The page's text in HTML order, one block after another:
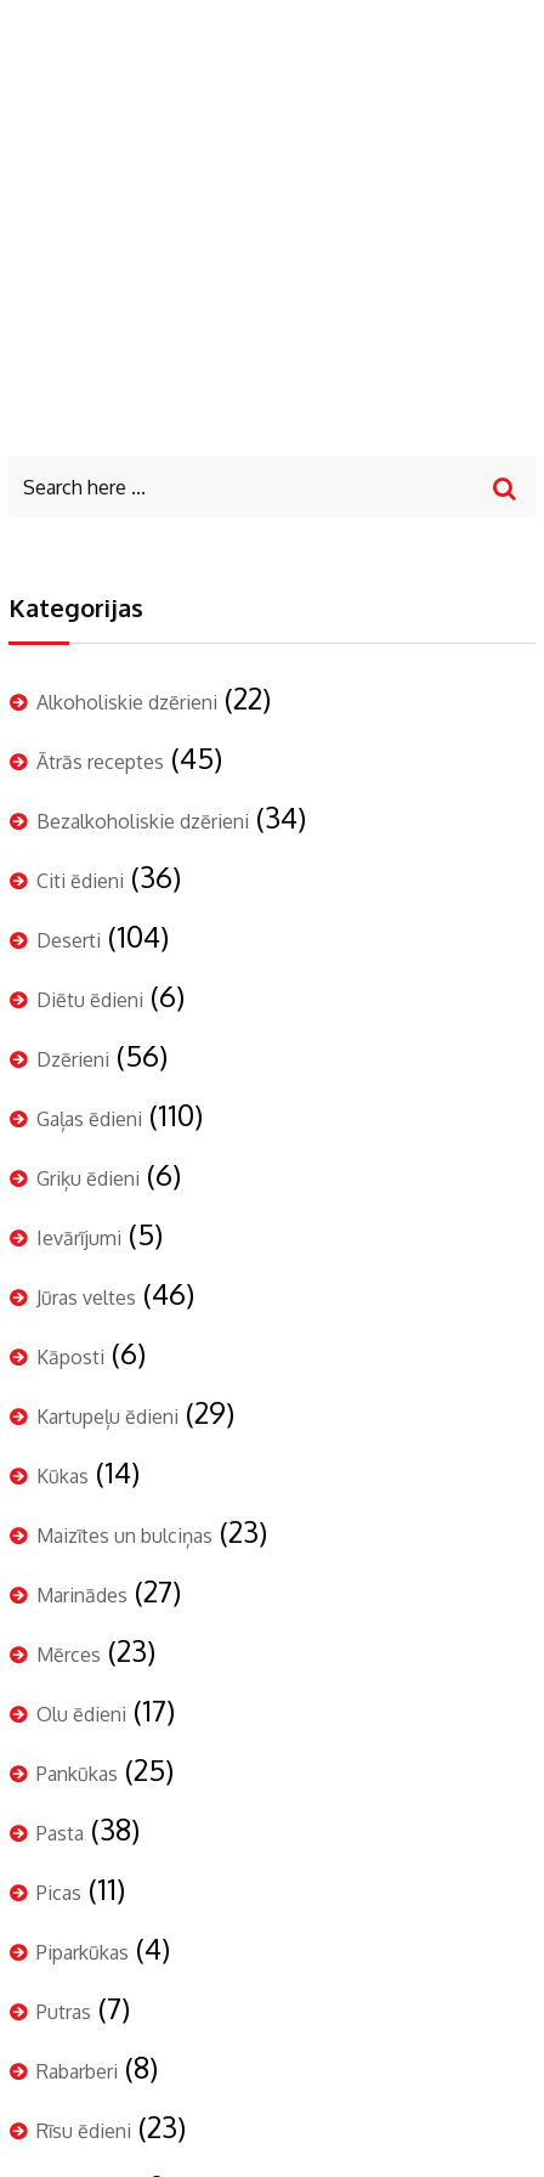
Kategorijas
Alkoholiskie dzērieni (22)
Ātrās receptes (45)
Bezalkoholiskie dzērieni (34)
Citi ēdieni (36)
Deserti (104)
Diētu ēdieni (6)
Dzērieni (56)
Gaļas ēdieni (110)
Griķu ēdieni (6)
Ievārījumi (5)
Jūras veltes (46)
Kāposti (6)
Kartupeļu ēdieni (29)
Kūkas (14)
Maizītes un bulciņas (23)
Marinādes (27)
Mērces (23)
Olu ēdieni (17)
Pankūkas (25)
Pasta (38)
Picas (11)
Piparkūkas (4)
Putras (7)
Rabarberi (8)
Rīsu ēdieni (23)